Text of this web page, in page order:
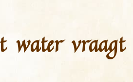
water